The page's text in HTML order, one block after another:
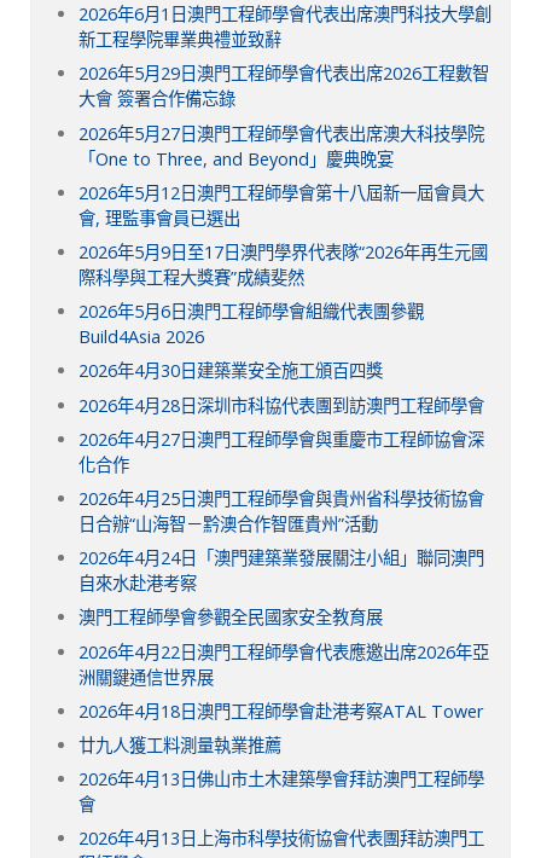
2026年6月1日澳門工程師學會代表出席澳門科技大學創
新工程學院畢業典禮並致辭
2026年5月29日澳門工程師學會代表出席2026工程數智
大會 簽署合作備忘錄
2026年5月27日澳門工程師學會代表出席澳大科技學院
「One to Three, and Beyond」慶典晚宴
2026年5月12日澳門工程師學會第十八屆新一屆會員大
會, 理監事會員已選出
2026年5月9日至17日澳門學界代表隊“2026年再生元國
際科學與工程大獎賽”成績斐然
2026年5月6日澳門工程師學會組織代表團參觀
Build4Asia 2026
2026年4月30日建築業安全施工頒百四獎
2026年4月28日深圳市科協代表團到訪澳門工程師學會
2026年4月27日澳門工程師學會與重慶市工程師協會深
化合作
2026年4月25日澳門工程師學會與貴州省科學技術協會
日合辦“山海智－黔澳合作智匯貴州”活動
2026年4月24日「澳門建築業發展關注小組」聯同澳門
自來水赴港考察
澳門工程師學會參觀全民國家安全教育展
2026年4月22日澳門工程師學會代表應邀出席2026年亞
洲關鍵通信世界展
2026年4月18日澳門工程師學會赴港考察ATAL Tower
廿九人獲工料測量執業推薦
2026年4月13日佛山市土木建築學會拜訪澳門工程師學
會
2026年4月13日上海市科學技術協會代表團拜訪澳門工